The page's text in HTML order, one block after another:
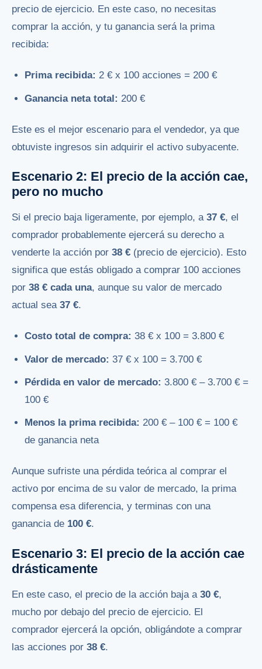
precio de ejercicio. En este caso, no necesitas
comprar la acción, y tu ganancia será la prima
recibida:
Prima recibida: 2 € x 100 acciones = 200 €
Ganancia neta total: 200 €
Este es el mejor escenario para el vendedor, ya que
obtuviste ingresos sin adquirir el activo subyacente.
Escenario 2: El precio de la acción cae,
pero no mucho
Si el precio baja ligeramente, por ejemplo, a 37 €, el
comprador probablemente ejercerá su derecho a
venderte la acción por 38 € (precio de ejercicio). Esto
significa que estás obligado a comprar 100 acciones
por 38 € cada una, aunque su valor de mercado
actual sea 37 €.
Costo total de compra: 38 € x 100 = 3.800 €
Valor de mercado: 37 € x 100 = 3.700 €
Pérdida en valor de mercado: 3.800 € – 3.700 € =
100 €
Menos la prima recibida: 200 € – 100 € = 100 €
de ganancia neta
Aunque sufriste una pérdida teórica al comprar el
activo por encima de su valor de mercado, la prima
compensa esa diferencia, y terminas con una
ganancia de 100 €.
Escenario 3: El precio de la acción cae
drásticamente
En este caso, el precio de la acción baja a 30 €,
mucho por debajo del precio de ejercicio. El
comprador ejercerá la opción, obligándote a comprar
las acciones por 38 €.